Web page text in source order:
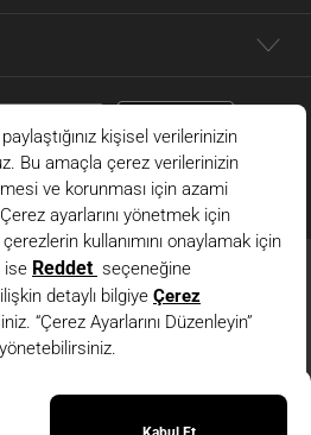
KEY | Bilgi Toplumu Hizmetleri
Paça Kısa Şort